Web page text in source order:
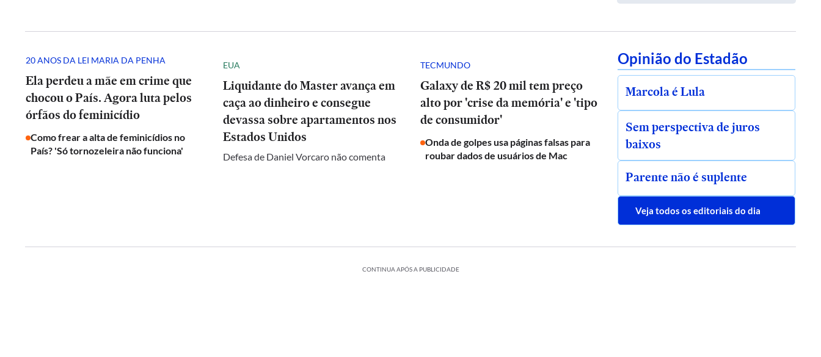
20 ANOS DA LEI MARIA DA PENHA
Ela perdeu a mãe em crime que
chocou o País. Agora luta pelos
órfãos do feminicídio
Como frear a alta de feminicídios no
País? 'Só tornozeleira não funciona'
EUA
Liquidante do Master avança em
caça ao dinheiro e consegue
devassa sobre apartamentos nos
Estados Unidos
Defesa de Daniel Vorcaro não comenta
TECMUNDO
Galaxy de R$ 20 mil tem preço
alto por 'crise da memória' e 'tipo
de consumidor'
Onda de golpes usa páginas falsas para
roubar dados de usuários de Mac
Opinião do Estadão
Marcola é Lula
Sem perspectiva de juros
baixos
Parente não é suplente
Veja todos os editoriais do dia
CONTINUA APÓS A PUBLICIDADE